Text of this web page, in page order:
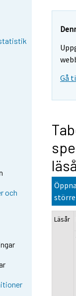
och
Gå
större
Läsår